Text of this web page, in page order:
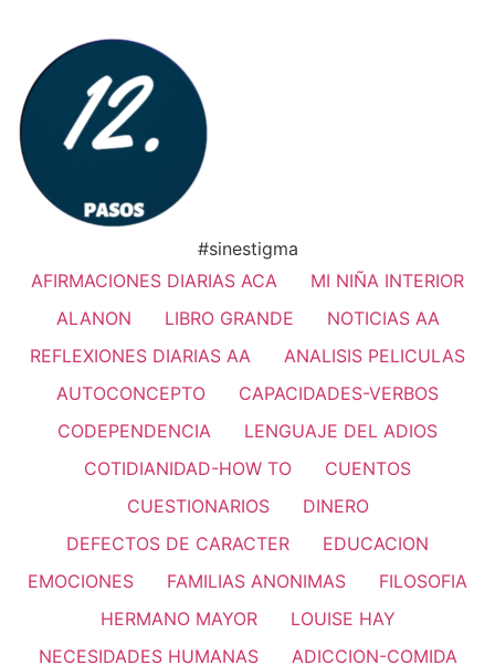
#sinestigma
AFIRMACIONES DIARIAS ACA
MI NIÑA INTERIOR
ALANON
LIBRO GRANDE
NOTICIAS AA
REFLEXIONES DIARIAS AA
ANALISIS PELICULAS
AUTOCONCEPTO
CAPACIDADES-VERBOS
CODEPENDENCIA
LENGUAJE DEL ADIOS
COTIDIANIDAD-HOW TO
CUENTOS
CUESTIONARIOS
DINERO
DEFECTOS DE CARACTER
EDUCACION
EMOCIONES
FAMILIAS ANONIMAS
FILOSOFIA
HERMANO MAYOR
LOUISE HAY
NECESIDADES HUMANAS
ADICCION-COMIDA